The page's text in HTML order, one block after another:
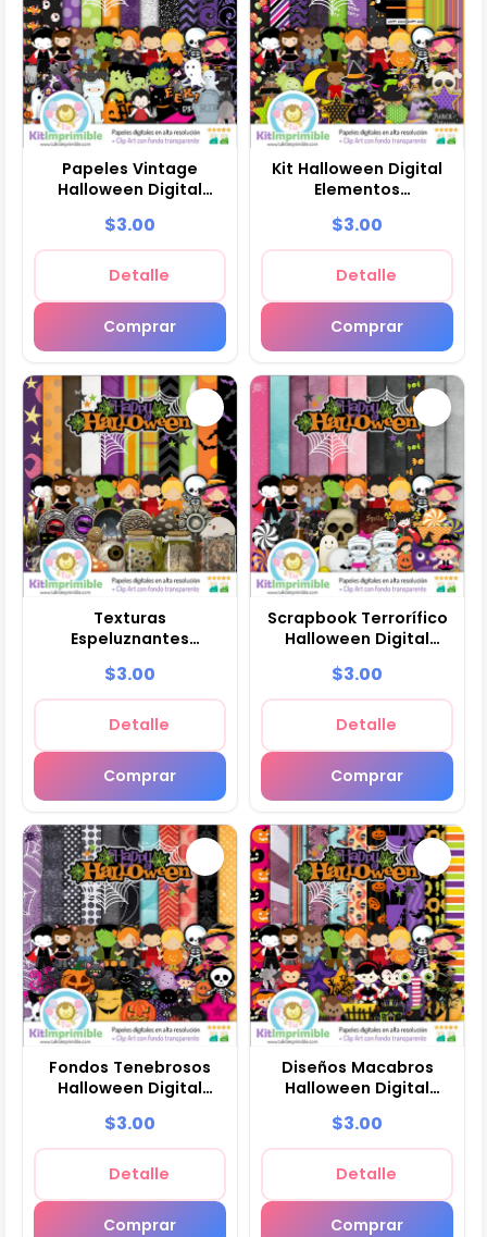
Papeles Vintage
Halloween Digital
$3.00
Detalle
Comprar
Kit Halloween Digital
Elementos
$3.00
Detalle
Comprar
Texturas
Espeluznantes
Scrapbook - M14
$3.00
Detalle
Comprar
Scrapbook Terrorífico
Halloween Digital
$3.00
Detalle
Comprar
Fondos Tenebrosos
Halloween Digital
$3.00
Detalle
Comprar
Diseños Macabros
Halloween Digital
$3.00
Detalle
Comprar